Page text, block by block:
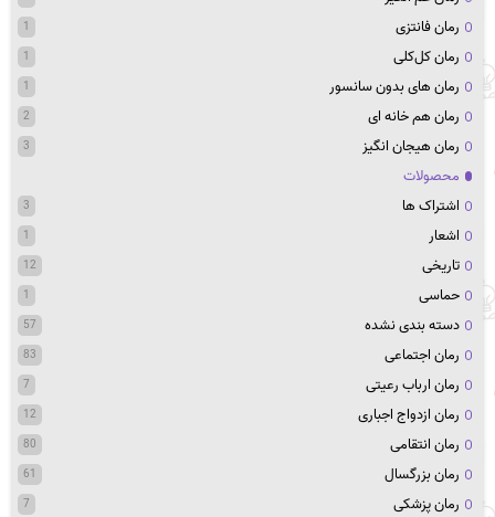
رمان فانتزی 1
رمان کل‌کلی 1
رمان های بدون سانسور 1
رمان هم خانه ای 2
رمان هیجان انگیز 3
محصولات
اشتراک ها
3
اشعار 1
تاریخی 12
حماسی 1
دسته بندی نشده 57
رمان اجتماعی 83
رمان ارباب رعیتی 7
رمان ازدواج اجباری 12
رمان انتقامی 80
رمان بزرگسال 61
رمان پزشکی 7